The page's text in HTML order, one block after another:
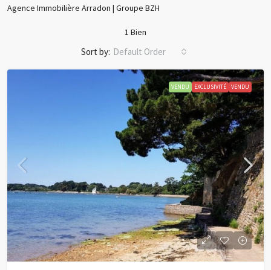
Agence Immobilière Arradon | Groupe BZH
1 Bien
Sort by: Default Order
VENDU EXCLUSIVITÉ VENDU